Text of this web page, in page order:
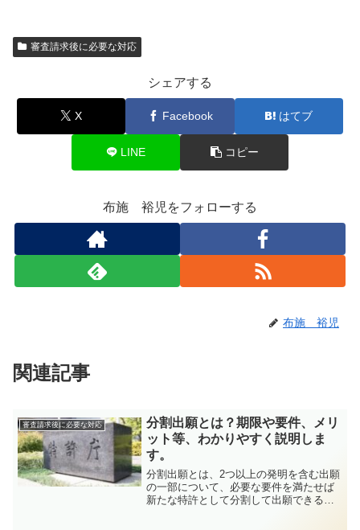
審査請求後に必要な対応
シェアする
X Facebook はてブ
LINE コピー
布施 裕児をフォローする
布施 裕児
関連記事
審査請求後に必要な対応
分割出願とは？期限や要件、メリ
ット等、わかりやすく説明しま
す。
分割出願とは、2つ以上の発明を含む出願
の一部について、必要な要件を満たせば
新たな特許として分割して出願できる制